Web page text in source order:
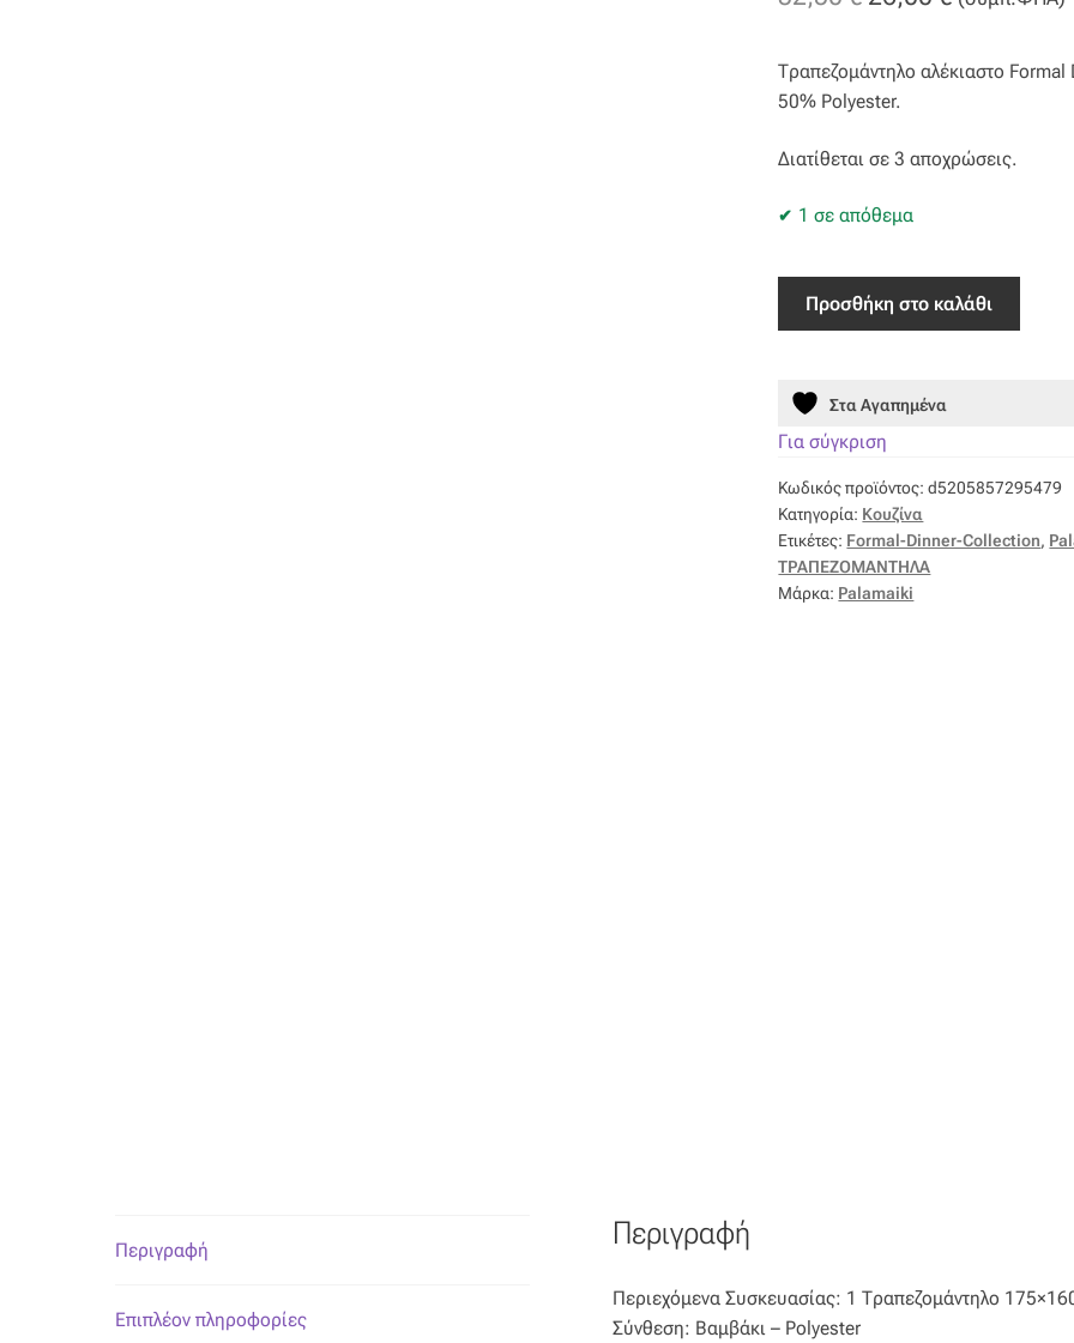
was:
τιμή
26,00 €.
Τραπεζομάντηλο αλέκιαστο
50% Polyester.
Διατίθεται σε 3 αποχρώσεις.
1 σε απόθεμα
Τραπεζομαντηλο
Αλεκιαστο
175x160
LITA
ποσότητα
Προσθήκη στο καλάθι
Στα Αγαπημένα
Για σύγκριση
Κωδικός προϊόντος:d5205857295479
Κατηγορία: Κουζίνα
Ετικέτες: Formal-Dinner-Collection,
ΤΡΑΠΕΖΟΜΑΝΤΗΛΑ
Μάρκα: Palamaiki
Περιγραφή
Επιπλέον πληροφορίες
Περιγραφή
Περιεχόμενα Συσκευασίας: 1 Τραπεζομάντηλο
Σύνθεση: Βαμβάκι – Polyester